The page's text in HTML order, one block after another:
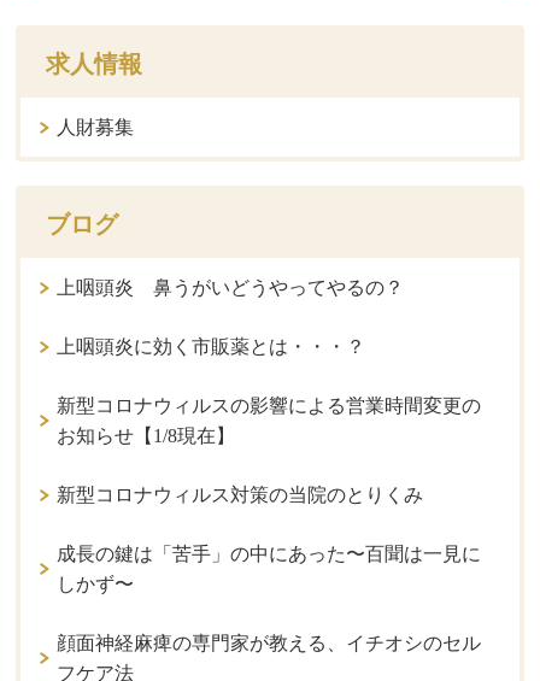
求人情報
人財募集
ブログ
上咽頭炎 鼻うがいどうやってやるの？
上咽頭炎に効く市販薬とは・・・？
新型コロナウィルスの影響による営業時間変更の
お知らせ【1/8現在】
新型コロナウィルス対策の当院のとりくみ
成長の鍵は「苦手」の中にあった〜百聞は一見に
しかず〜
顔面神経麻痺の専門家が教える、イチオシのセル
フケア法